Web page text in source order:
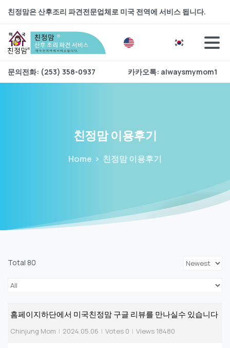
친정맘은 산후조리 파견전문업체로 미국 전역에 서비스 됩니다.
문의전화: (253) 358-0937 카카오톡: alwaysmymom1
친정맘이용후기
Home 친정맘 이용후기
Total 80
홈페이지하단에서 미국친정맘 구글 리뷰를 만나실수 있습니다
Chinjung Mom | 2024.05.06 | Votes 0 | Views 18480